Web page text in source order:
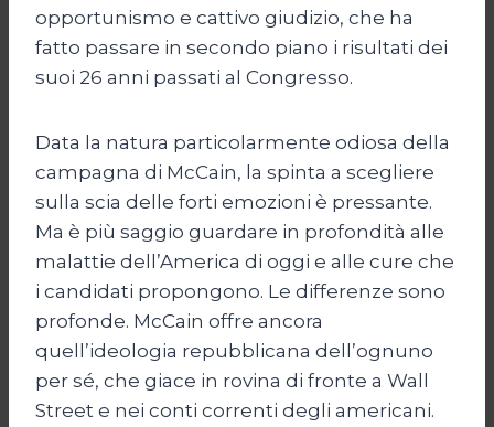
opportunismo e cattivo giudizio, che ha
fatto passare in secondo piano i risultati dei
suoi 26 anni passati al Congresso.
Data la natura particolarmente odiosa della
campagna di McCain, la spinta a scegliere
sulla scia delle forti emozioni è pressante.
Ma è più saggio guardare in profondità alle
malattie dell’America di oggi e alle cure che
i candidati propongono. Le differenze sono
profonde. McCain offre ancora
quell’ideologia repubblicana dell’ognuno
per sé, che giace in rovina di fronte a Wall
Street e nei conti correnti degli americani.